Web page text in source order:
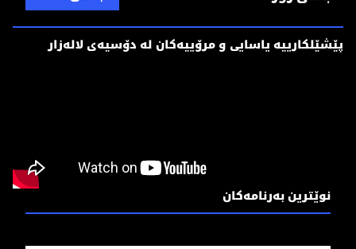
پێشێلکارییە یاسایی و مرۆییەکان لە دۆسیەی لالەزار
نوێترین بەرنامەکان